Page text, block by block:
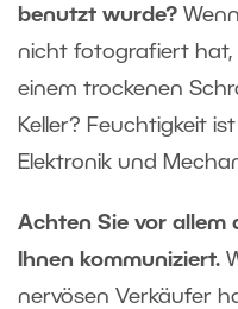
benutzt wurde?
nicht fotografiert hat,
einem trockenen
Keller? Feuchtigkeit
Elektronik und
Achten Sie vor allem
Ihnen kommuniziert.
nervösen Verkäufer